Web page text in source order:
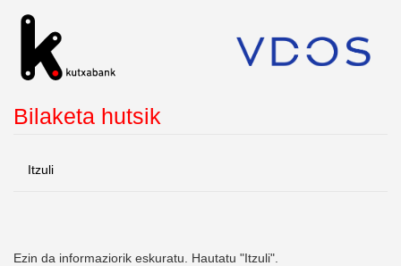
Bilaketa hutsik
Itzuli
Ezin da informaziorik eskuratu. Hautatu "Itzuli".